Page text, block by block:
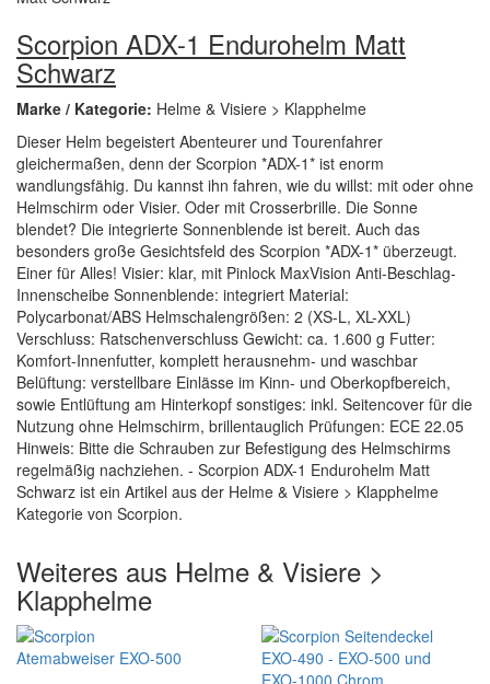
Scorpion ADX-1 Endurohelm Matt
Schwarz
Marke / Kategorie: Helme & Visiere > Klapphelme
Dieser Helm begeistert Abenteurer und Tourenfahrer
gleichermaßen, denn der Scorpion *ADX-1* ist enorm
wandlungsfähig. Du kannst ihn fahren, wie du willst: mit oder ohne
Helmschirm oder Visier. Oder mit Crosserbrille. Die Sonne
blendet? Die integrierte Sonnenblende ist bereit. Auch das
besonders große Gesichtsfeld des Scorpion *ADX-1* überzeugt.
Einer für Alles! Visier: klar, mit Pinlock MaxVision Anti-Beschlag-
Innenscheibe Sonnenblende: integriert Material:
Polycarbonat/ABS Helmschalengrößen: 2 (XS-L, XL-XXL)
Verschluss: Ratschenverschluss Gewicht: ca. 1.600 g Futter:
Komfort-Innenfutter, komplett herausnehm- und waschbar
Belüftung: verstellbare Einlässe im Kinn- und Oberkopfbereich,
sowie Entlüftung am Hinterkopf sonstiges: inkl. Seitencover für die
Nutzung ohne Helmschirm, brillentauglich Prüfungen: ECE 22.05
Hinweis: Bitte die Schrauben zur Befestigung des Helmschirms
regelmäßig nachziehen. - Scorpion ADX-1 Endurohelm Matt
Schwarz ist ein Artikel aus der Helme & Visiere > Klapphelme
Kategorie von Scorpion.
Weiteres aus Helme & Visiere >
Klapphelme